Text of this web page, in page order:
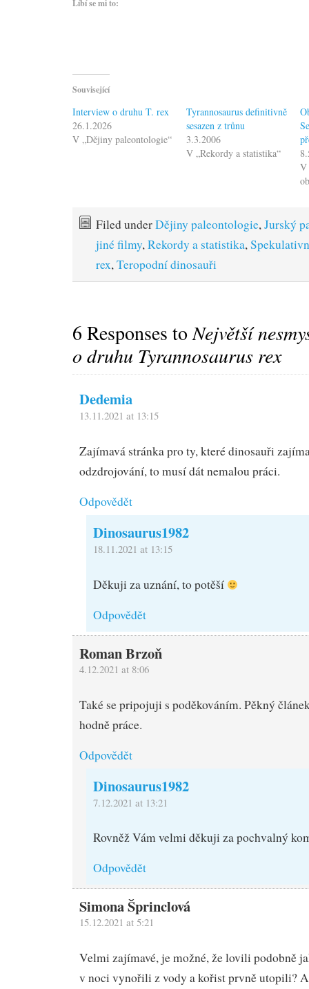
Líbí se mi to:
Související
Interview o druhu T. rex
26.1.2026
V „Dějiny paleontologie“
Tyrannosaurus definitivně
sesazen z trůnu
3.3.2006
V „Rekordy a statistika“
V
Filed underDějiny paleontologie, Jurský
jiné filmy, Rekordy a statistika,
rex, Teropodní dinosauři
6 Responses toNejvětší
o druhu Tyrannosaurus rex
Dedemia
13.11.2021 at 13:15
Zajímavá stránka pro ty, které dinosauři
odzdrojování, to musí dát nemalou práci.
Odpovědět
Dinosaurus1982
18.11.2021 at 13:15
Děkuji za uznání, to potěší
Odpovědět
Roman Brzoň
4.12.2021 at 8:06
Také se pripojuji s poděkováním. Pěkný
hodně práce.
Odpovědět
Dinosaurus1982
7.12.2021 at 13:21
Rovněž Vám velmi děkuji za pochvalný
Odpovědět
Simona Šprinclová
15.12.2021 at 5:21
Velmi zajímavé, je možné, že lovili podobně
v noci vynořili z vody a kořist prvně utopili?